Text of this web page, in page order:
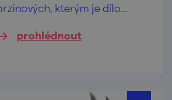
kterým je dílo
prohlédnout